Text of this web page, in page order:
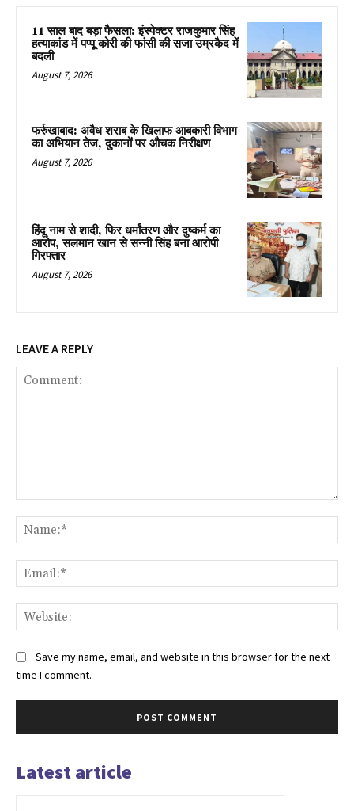
11 साल बाद बड़ा फैसला: इंस्पेक्टर राजकुमार सिंह
हत्याकांड में पप्पू कोरी की फांसी की सजा उम्रकैद में
बदली
August 7, 2026
फर्रुखाबाद: अवैध शराब के खिलाफ आबकारी विभाग
का अभियान तेज, दुकानों पर औचक निरीक्षण
August 7, 2026
हिंदू नाम से शादी, फिर धर्मांतरण और दुष्कर्म का
आरोप, सलमान खान से सन्नी सिंह बना आरोपी
गिरफ्तार
August 7, 2026
LEAVE A REPLY
Save my name, email, and website in this browser for the next
time I comment.
Latest article